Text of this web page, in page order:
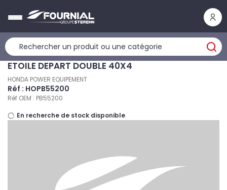
ETOILE DEPART DOUBLE 40X4
HONDA POWER EQUIPEMENT
Réf : HOPB55200
Réf OEM : PB55200
En recherche de stock disponible